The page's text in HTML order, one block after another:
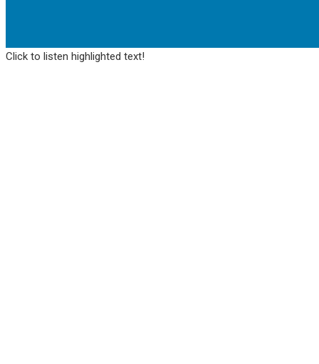
Click to listen highlighted text!